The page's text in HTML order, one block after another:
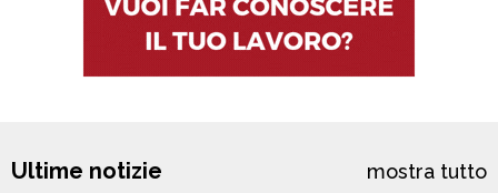
Ultime notizie mostra tutto